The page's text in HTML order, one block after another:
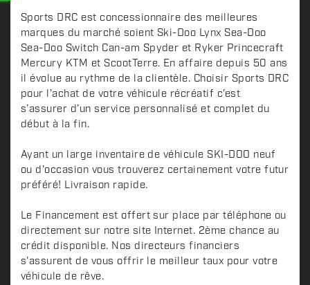
Sports DRC est concessionnaire des meilleures
marques du marché soient Ski-Doo Lynx Sea-Doo
Sea-Doo Switch Can-am Spyder et Ryker Princecraft
Mercury KTM et ScootTerre. En affaire depuis 50 ans
il évolue au rythme de la clientèle. Choisir Sports DRC
pour l’achat de votre véhicule récréatif c’est
s’assurer d’un service personnalisé et complet du
début à la fin.
Ayant un large inventaire de véhicule SKI-DOO neuf
ou d'occasion vous trouverez certainement votre futur
préféré! Livraison rapide.
Le Financement est offert sur place par téléphone ou
directement sur notre site Internet. 2ème chance au
crédit disponible. Nos directeurs financiers
s'assurent de vous offrir le meilleur taux pour votre
véhicule de rêve.